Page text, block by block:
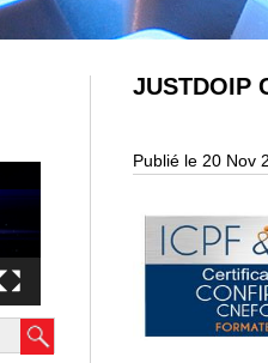
JUSTDOIP
Publié le 20 Nov